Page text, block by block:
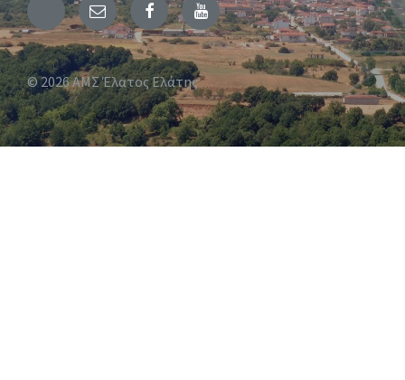
Email FacebookYouTube
© 2026 ΑΜΣ Έλατος Ελάτης